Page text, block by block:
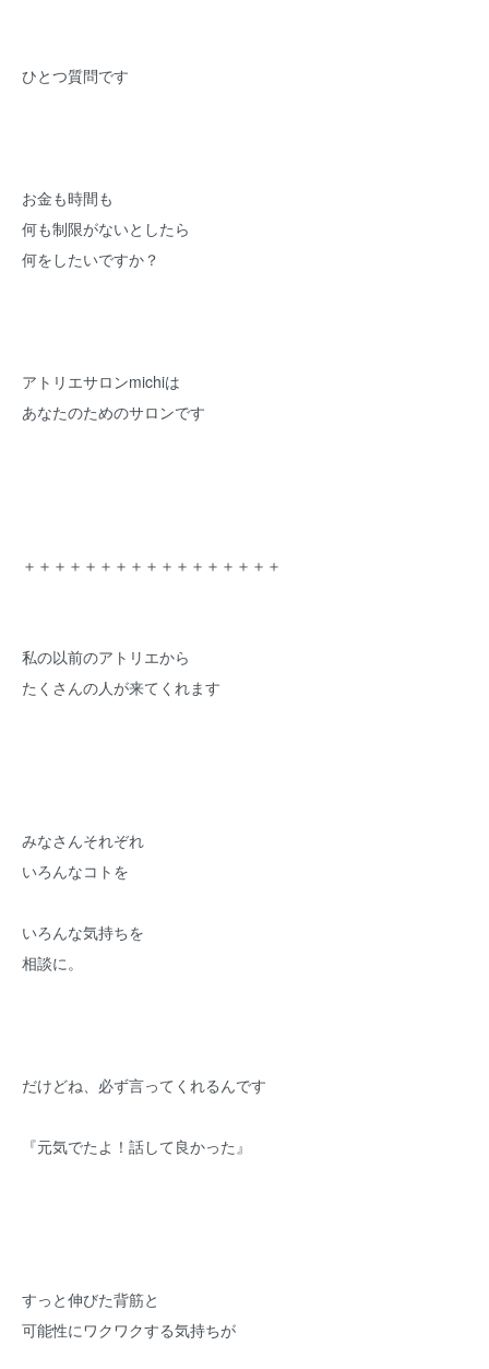
ひとつ質問です
お金も時間も
何も制限がないとしたら
何をしたいですか？
アトリエサロンmichiは
あなたのためのサロンです
＋＋＋＋＋＋＋＋＋＋＋＋＋＋＋＋＋
私の以前のアトリエから
たくさんの人が来てくれます
みなさんそれぞれ
いろんなコトを
いろんな気持ちを
相談に。
だけどね、必ず言ってくれるんです
『元気でたよ！話して良かった』
すっと伸びた背筋と
可能性にワクワクする気持ちが